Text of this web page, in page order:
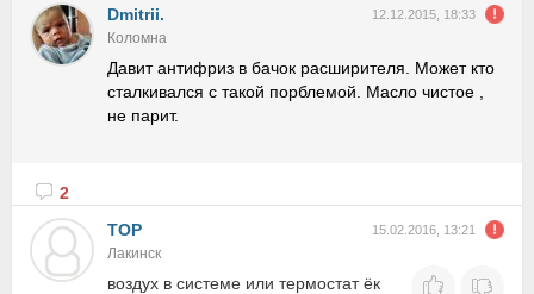
Dmitrii. 12.12.2015, 18:33
Коломна
Давит антифриз в бачок расширителя. Может кто
сталкивался с такой порблемой. Масло чистое ,
не парит.
2
TOP
15.02.2016, 13:21
Лакинск
воздух в системе или термостат ёк